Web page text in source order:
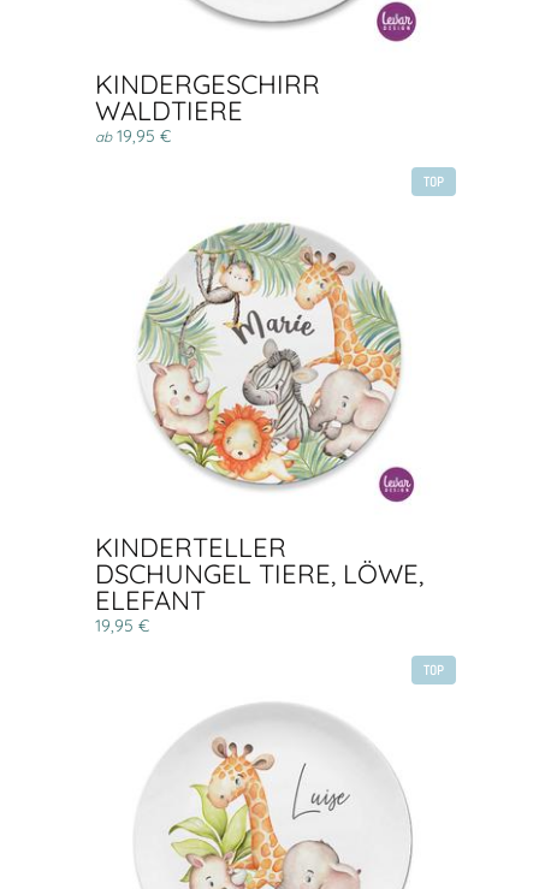
KINDERGESCHIRR
WALDTIERE
ab19,95 €
TOP
KINDERTELLER
DSCHUNGEL TIERE, LÖWE,
ELEFANT
19,95 €
TOP